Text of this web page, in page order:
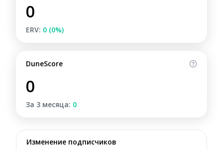
0
ERV: 0 (0%)
DuneScore
0
За 3 месяца: 0
Изменение подписчиков